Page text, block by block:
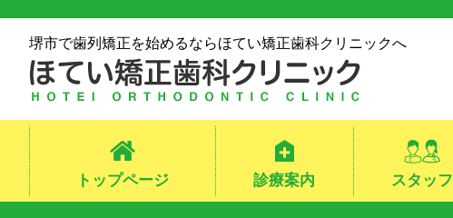
堺市で歯列矯正を始めるならほてい矯正歯科クリニックへ
トップページ 診療案内 スタッフ